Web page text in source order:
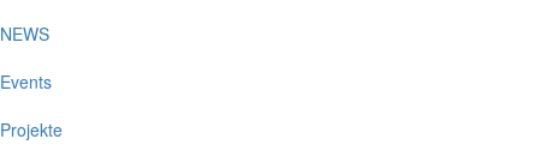
NEWS
Events
Projekte